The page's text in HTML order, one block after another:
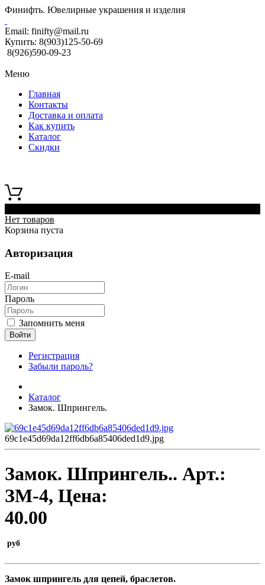
Финифть. Ювелирные украшения и изделия
Email: finifty@mail.ru
Купить: 8(903)125-50-69
8(926)590-09-23
Меню
Главная
Контакты
Доставка и оплата
Как купить
Каталог
Скидки
Нет товаров
Корзина пуста
Авторизация
E-mail
Пароль
Запомнить меня
Войти
Регистрация
Забыли пароль?
Каталог
Замок. Шпрингель.
69c1e45d69da12ff6db6a85406ded1d9.jpg
Замок. Шпрингель.. Арт.:
ЗМ-4, Цена:
40.00
руб
Замок шпрингель для цепей, браслетов.